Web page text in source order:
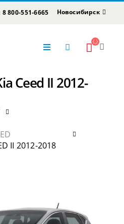
8 800-551-6665 Новосибирск
Ceed II 2012-
II 2012-2018